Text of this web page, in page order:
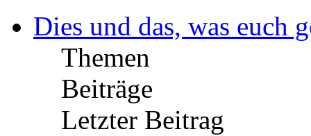
Dies und das, was euch
Themen
Beiträge
Letzter Beitrag